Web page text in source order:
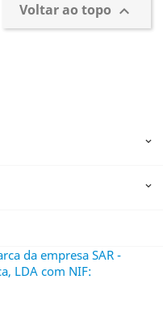
Voltar ao topo 


da empresa SAR -
LDA com NIF: